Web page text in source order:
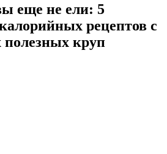
еще не ели: 5
рецептов с
полезных круп